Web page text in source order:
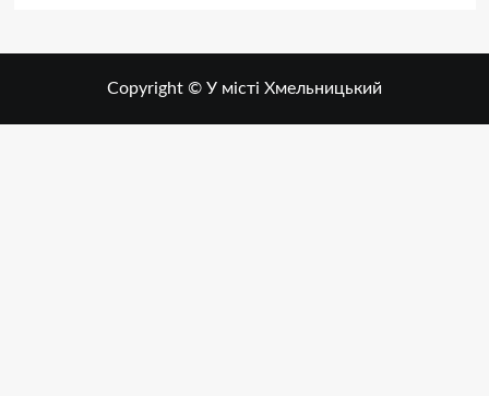
Copyright © У місті Хмельницький